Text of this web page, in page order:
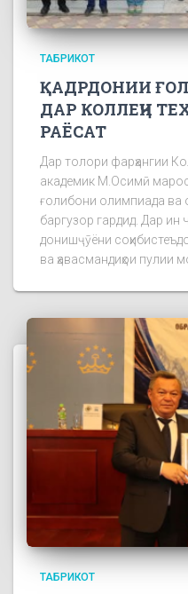
ТАБРИКОТ
ҚАДРДОНИИ
ДАР КОЛЛЕҶИ
РАЁСАТ
Дар толори фарҳангии
академик М.Осимӣ
ғолибони олимпиада ва
баргузор гардид. Дар ин
донишҷӯёни
ва ҳавасмандиҳои пулии
ТАБРИКОТ